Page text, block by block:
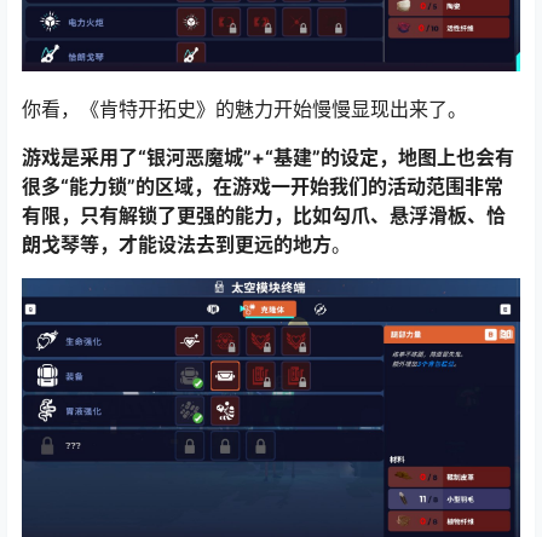
你看，《肯特开拓史》的魅力开始慢慢显现出来了。
游戏是采用了“银河恶魔城”+“基建”的设定，地图上也会有
很多“能力锁”的区域，在游戏一开始我们的活动范围非常
有限，只有解锁了更强的能力，比如勾爪、悬浮滑板、恰
朗戈琴等，才能设法去到更远的地方。